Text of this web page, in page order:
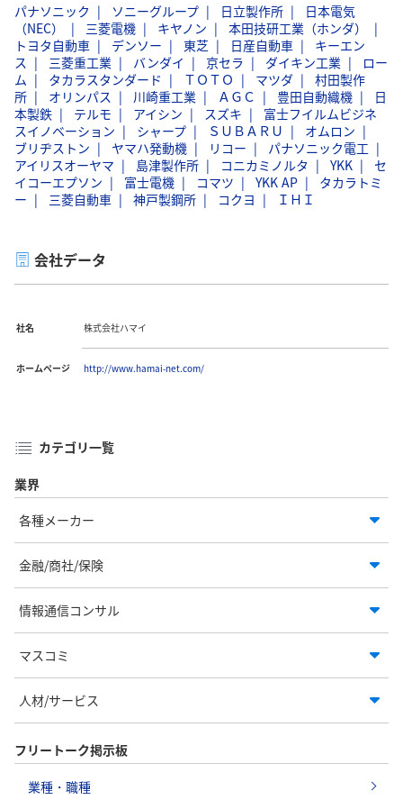
パナソニック ソニーグループ 日立製作所
日本電気
（NEC）
三菱電機 キヤノン
本田技研工業（ホンダ）
トヨタ自動車
デンソー 東芝 日産自動車
キーエン
ス
三菱重工業 バンダイ 京セラ ダイキン工業
ロー
ム
タカラスタンダード ＴＯＴＯ マツダ
村田製作
所
オリンパス 川崎重工業 ＡＧＣ 豊田自動織機
日
本製鉄
テルモ アイシン スズキ
富士フイルムビジネ
スイノベーション
シャープ ＳＵＢＡＲＵ
オムロン
ブリヂストン
ヤマハ発動機 リコー
パナソニック電工
アイリスオーヤマ
島津製作所 コニカミノルタ YKK
セ
イコーエプソン
富士電機 コマツ YKK AP
タカラトミ
ー
三菱自動車 神戸製鋼所 コクヨ ＩＨＩ
会社データ
社名 株式会社ハマイ
ホームページ http://www.hamai-net.com/
カテゴリ一覧
業界
各種メーカー
金融/商社/保険
情報通信コンサル
マスコミ
人材/サービス
フリートーク掲示板
業種・職種